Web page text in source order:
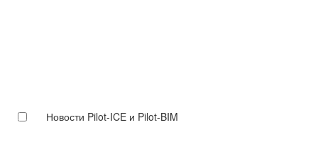
Новости Pilot-ICE и Pilot-BIM